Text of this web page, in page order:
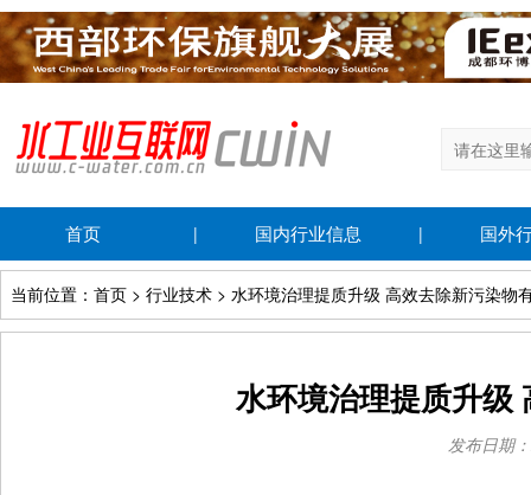
首页 | 国内行业信息 | 国外
当前位置：首页 > 行业技术 > 水环境治理提质升级 高效去除新污染物
水环境治理提质升级
发布日期